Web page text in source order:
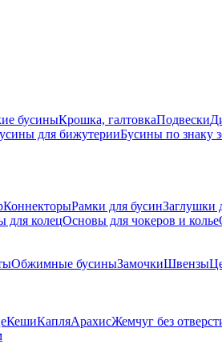
бусиныКрошка, галтовкаПодвески
для бижутерииБусины по знаку
КоннекторыРамки для бусинЗаглушки
для колецОсновы для чокеров и колье
Обжимные бусиныЗамочкиШвензы
КешиКапляАрахисЖемчуг без